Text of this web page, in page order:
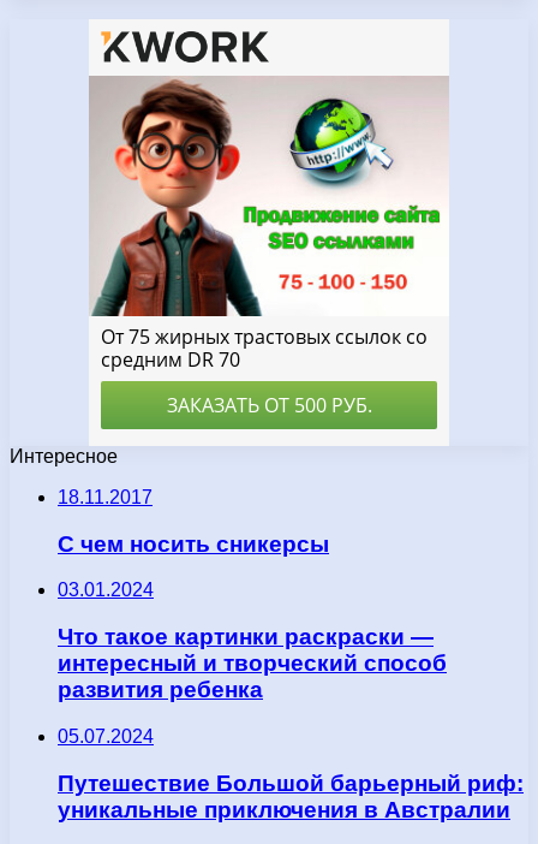
Интересное
18.11.2017
С чем носить сникерсы
03.01.2024
Что такое картинки раскраски —
интересный и творческий способ
развития ребенка
05.07.2024
Путешествие Большой барьерный риф:
уникальные приключения в Австралии